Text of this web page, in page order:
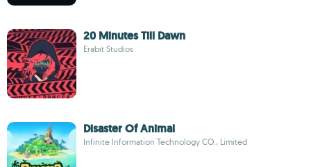
20 Minutes Till Dawn
Erabit Studios
Disaster Of Animal
Infinite Information Technology CO., Limited